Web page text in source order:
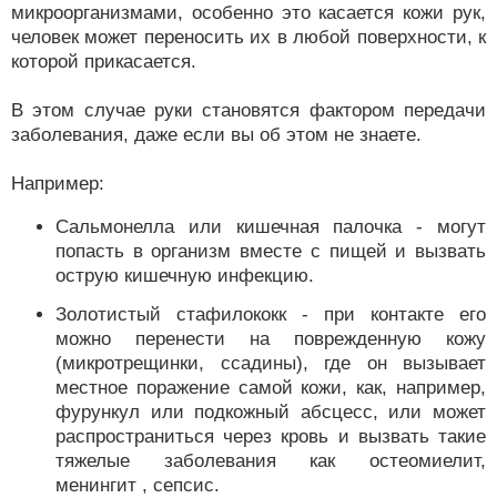
микроорганизмами, особенно это касается кожи рук,
человек может переносить их в любой поверхности, к
которой прикасается.
В этом случае руки становятся фактором передачи
заболевания, даже если вы об этом не знаете.
Например:
Сальмонелла или кишечная палочка - могут
попасть в организм вместе с пищей и вызвать
острую кишечную инфекцию.
Золотистый стафилококк - при контакте его
можно перенести на поврежденную кожу
(микротрещинки, ссадины), где он вызывает
местное поражение самой кожи, как, например,
фурункул или подкожный абсцесс, или может
распространиться через кровь и вызвать такие
тяжелые заболевания как остеомиелит,
менингит , сепсис.